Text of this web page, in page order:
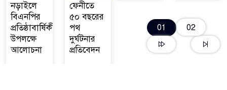
নড়াইলে
বিএনপির
প্রতিষ্ঠাবার্ষিকী
উপলক্ষে
আলোচনা
ফেনীতে
৫০ বছরের
পথ
দুর্ঘটনার
প্রতিবেদন
01 02